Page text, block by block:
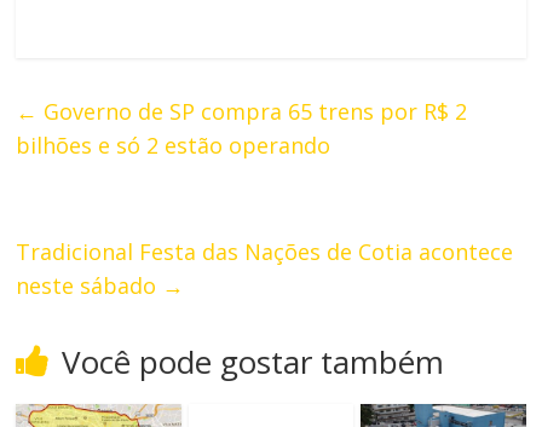
← Governo de SP compra 65 trens por R$ 2
bilhões e só 2 estão operando
Tradicional Festa das Nações de Cotia acontece
neste sábado →
Você pode gostar também